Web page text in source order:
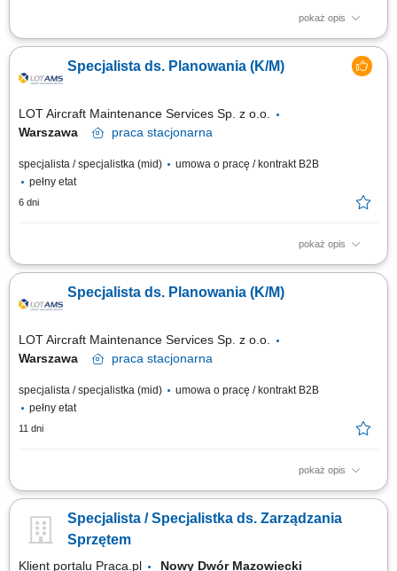
pokaż opis
Zakres obowiązków: Wsparcie w uzgodnieniach projektowych i bieżącej
wykonawcami i urzędami w ramach procesu inwestycyjnego;
Prowadzenie, kompletowanie i archiwizacja dokumentacji techniczno-
Specjalista ds. Planowania (K/M)
LOT Aircraft Maintenance Services Sp. z o.o.
Warszawa
praca stacjonarna
specjalista / specjalistka (mid)
umowa o pracę / kontrakt B2B
pełny etat
6 dni
pokaż opis
Obowiązki na stanowisku: Przygotowywanie dokumentacji wykonawczej
dokumentacji wykonawczej. Weryfikacja potrzeb wynikających ze
zdefiniowanych pakietów obsługowych odnośnie zasobów niezbędnych
Specjalista ds. Planowania (K/M)
LOT Aircraft Maintenance Services Sp. z o.o.
Warszawa
praca stacjonarna
specjalista / specjalistka (mid)
umowa o pracę / kontrakt B2B
pełny etat
11 dni
pokaż opis
Obowiązki: Przygotowywanie dokumentacji wykonawczej na podstawie
Weryfikacja zasobów potrzebnych do realizacji pakietów obsługowych dla
jednostek produkcyjnych; Kontrola dostępności slotów, narzędzi,
Specjalista / Specjalistka ds. Zarządzania
Sprzętem
Klient portalu Praca.pl
Nowy Dwór Mazowiecki